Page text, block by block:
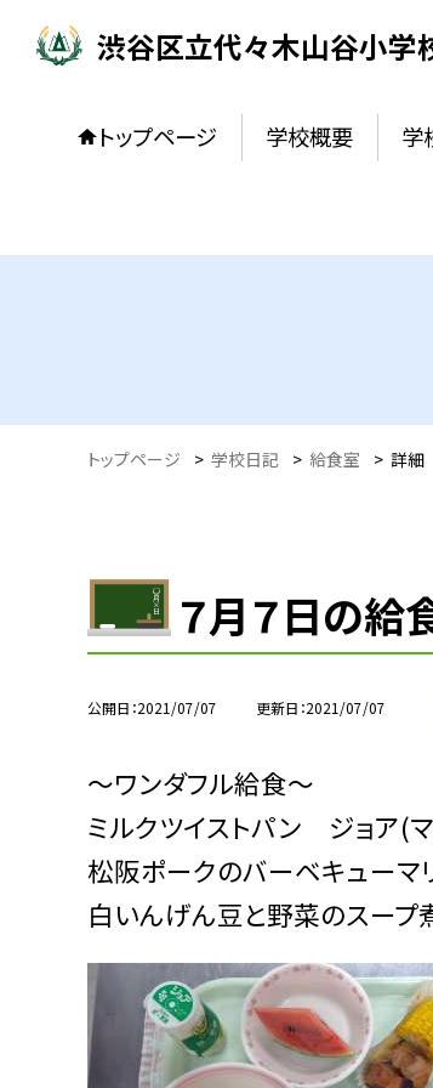
渋谷区立代々木山谷小学
トップページ 学校概要 学
トップページ > 学校日記 > 給食室 > 詳細
７月７日の給
公開日 2021/07/07 更新日 2021/07/07
〜ワンダフル給食〜
ミルクツイストパン ジョア(
松阪ポークのバーベキューマ
白いんげん豆と野菜のスー